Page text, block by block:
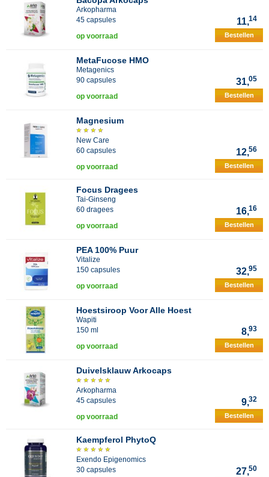
Arkopharma
45 capsules
11,14
op voorraad Bestellen
MetaFucose HMO
Metagenics
90 capsules
31,05
op voorraad Bestellen
Magnesium
New Care
60 capsules
12,56
op voorraad Bestellen
Focus Dragees
Tai-Ginseng
60 dragees
16,16
op voorraad Bestellen
PEA 100% Puur
Vitalize
150 capsules
32,95
op voorraad Bestellen
Hoestsiroop Voor Alle Hoest
Wapiti
150 ml
8,93
op voorraad Bestellen
Duivelsklauw Arkocaps
Arkopharma
45 capsules
9,32
op voorraad Bestellen
Kaempferol PhytoQ
Exendo Epigenomics
30 capsules
27,50